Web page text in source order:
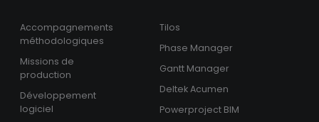
Accompagnements
méthodologiques
Missions de
production
Développement
logiciel
Tilos
Phase Manager
Gantt Manager
Deltek Acumen
Powerproject BIM